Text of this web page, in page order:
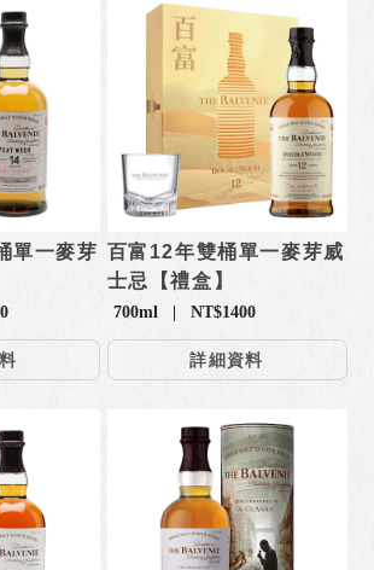
單一麥芽 百富12年雙桶單一麥芽威
士忌【禮盒】
700ml | NT$1400
詳細資料